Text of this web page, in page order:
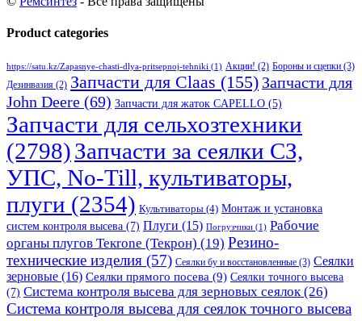
Product categories
https://satu.kz/Zapasnye-chasti-dlya-pritsepnoj-tehniki (1) Акции! (2) Бороны и сцепки (3)
Дезинвазия (2) Запчасти для Claas (155) Запчасти для
John Deere (69) Запчасти для жаток CAPELLO (5)
Запчасти для сельхозтехники
(2798)Запчасти за сеялки СЗ,
УПС, No-Till, культиваторы,
плуги (2354) Культиваторы (4) Монтаж и установка
систем контроля высева (7) Плуги (15) Погрузчики (1) Рабочие
органы плугов Текrоne (Текрон) (19) Резино-
технические изделия (57) Сеялки бу и восстановленные (3) Сеялки
зерновые (16) Сеялки прямого посева (9) Сеялки точного высева
(7) Система контроля высева для зерновых сеялок (26)
Система контроля высева для сеялок точного высева